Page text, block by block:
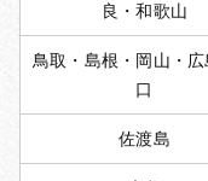
良・和歌山
鳥取・島根・岡山・広
口
佐渡島